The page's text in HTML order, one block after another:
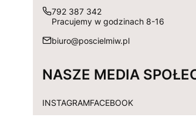
792 387 342
Pracujemy w godzinach 8-16
biuro@poscielmiw.pl
NASZE MEDIA
INSTAGRAMFACEBOOK